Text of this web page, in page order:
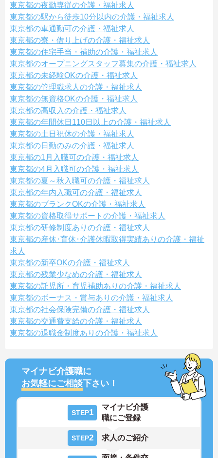
東京都の夜勤専従の介護・福祉求人
東京都の駅から徒歩10分以内の介護・福祉求人
東京都の車通勤可の介護・福祉求人
東京都の寮・借り上げの介護・福祉求人
東京都の住宅手当・補助の介護・福祉求人
東京都のオープニングスタッフ募集の介護・福祉求人
東京都の未経験OKの介護・福祉求人
東京都の管理職求人の介護・福祉求人
東京都の無資格OKの介護・福祉求人
東京都の高収入の介護・福祉求人
東京都の年間休日110日以上の介護・福祉求人
東京都の土日祝休の介護・福祉求人
東京都の日勤のみの介護・福祉求人
東京都の1月入職可の介護・福祉求人
東京都の4月入職可の介護・福祉求人
東京都の夏～秋入職可の介護・福祉求人
東京都の年内入職可の介護・福祉求人
東京都のブランクOKの介護・福祉求人
東京都の資格取得サポートの介護・福祉求人
東京都の研修制度ありの介護・福祉求人
東京都の産休･育休･介護休暇取得実績ありの介護・福祉
求人
東京都の新卒OKの介護・福祉求人
東京都の残業少なめの介護・福祉求人
東京都の託児所・育児補助ありの介護・福祉求人
東京都のボーナス・賞与ありの介護・福祉求人
東京都の社会保険完備の介護・福祉求人
東京都の交通費支給の介護・福祉求人
東京都の退職金制度ありの介護・福祉求人
マイナビ介護職に
お気軽にご相談下さい！
STEP1
マイナビ介護
職にご登録
STEP2 求人のご紹介